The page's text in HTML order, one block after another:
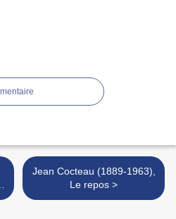
Jean Cocteau (1889-1963),
Le repos >